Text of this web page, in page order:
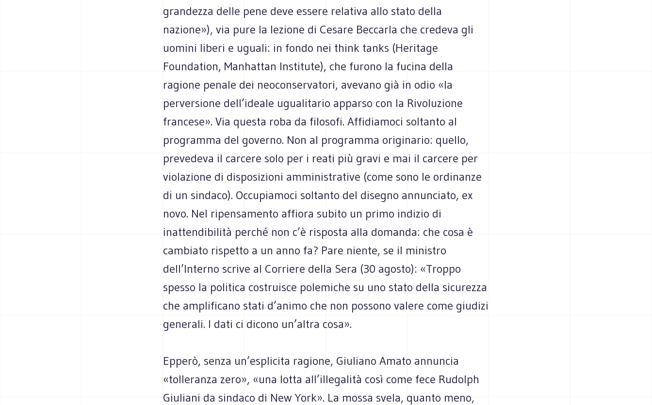
grandezza delle pene deve essere relativa allo stato della
nazione»), via pure la lezione di Cesare Beccarla che credeva gli
uomini liberi e uguali: in fondo nei think tanks (Heritage
Foundation, Manhattan Institute), che furono la fucina della
ragione penale dei neoconservatori, avevano già in odio «la
perversione dell’ideale ugualitario apparso con la Rivoluzione
francese». Via questa roba da filosofi. Affidiamoci soltanto al
programma del governo. Non al programma originario: quello,
prevedeva il carcere solo per i reati più gravi e mai il carcere per
violazione di disposizioni amministrative (come sono le ordinanze
di un sindaco). Occupiamoci soltanto del disegno annunciato, ex
novo. Nel ripensamento affiora subito un primo indizio di
inattendibilità perché non c’è risposta alla domanda: che cosa è
cambiato rispetto a un anno fa? Pare niente, se il ministro
dell’Interno scrive al Corriere della Sera (30 agosto): «Troppo
spesso la politica costruisce polemiche su uno stato della sicurezza
che amplificano stati d’animo che non possono valere come giudizi
generali. I dati ci dicono un’altra cosa».
Epperò, senza un’esplicita ragione, Giuliano Amato annuncia
«tolleranza zero», «una lotta all’illegalità così come fece Rudolph
Giuliani da sindaco di New York». La mossa svela, quanto meno,